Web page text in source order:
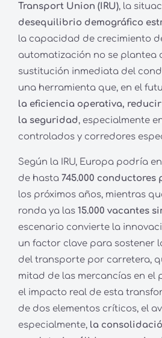
Transport Union (IRU), la
desequilibrio demográfico
la capacidad de crecimiento
automatización no se plantea
sustitución inmediata del
una herramienta que, en el
la eficiencia operativa,
la seguridad, especialmente
controlados y corredores
Según la IRU, Europa podría
de hasta 745.000 conductores
los próximos años, mientras
ronda ya las 15.000 vacantes
escenario convierte la
un factor clave para sostener
del transporte por carretera,
mitad de las mercancías en el
el impacto real de esta
de dos elementos críticos, el
especialmente, la